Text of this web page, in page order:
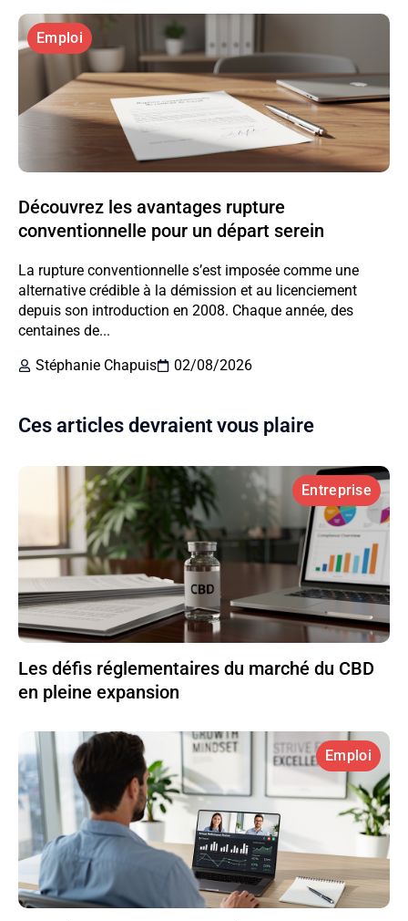
Emploi
Découvrez les avantages rupture
conventionnelle pour un départ serein
La rupture conventionnelle s’est imposée comme une
alternative crédible à la démission et au licenciement
depuis son introduction en 2008. Chaque année, des
centaines de...
Stéphanie Chapuis
02/08/2026
Ces articles devraient vous plaire
Entreprise
Les défis réglementaires du marché du CBD
en pleine expansion
Emploi